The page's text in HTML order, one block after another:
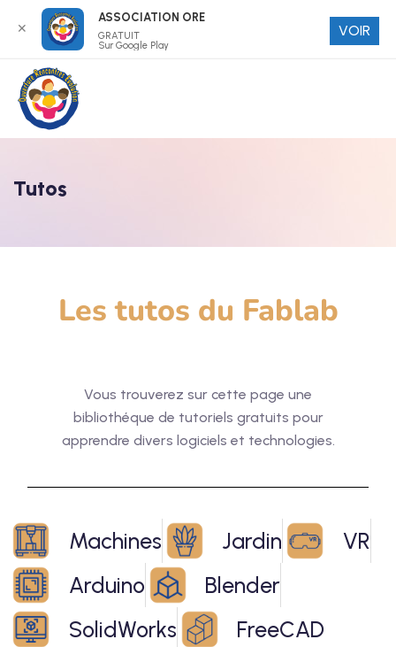
Tutos
Les tutos du Fablab
Vous trouverez sur cette page une
bibliothéque de tutoriels gratuits pour
apprendre divers logiciels et technologies.
Machines Jardin
VR
Arduino
Blender
SolidWorks
FreeCAD
✕
ASSOCIATION ORE
GRATUIT
Sur Google Play
VOIR